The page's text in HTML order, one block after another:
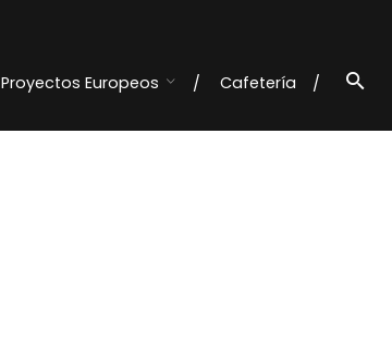
Proyectos Europeos
Cafetería